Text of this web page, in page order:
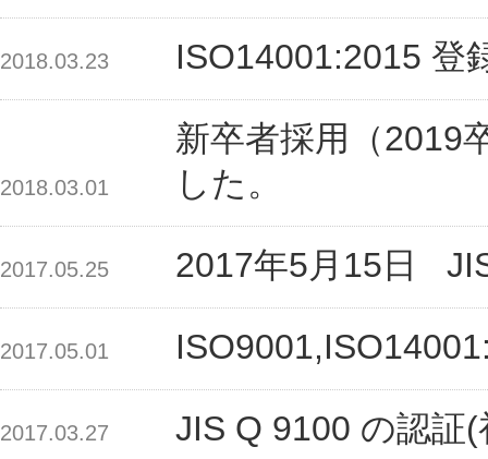
2018.03.23 ISO14001:2015 登
2018.03.01
新卒者採用（2019
した。
2017.05.25 2017年5月15日
2017.05.01
2017.03.27 JIS Q 9100 の認証